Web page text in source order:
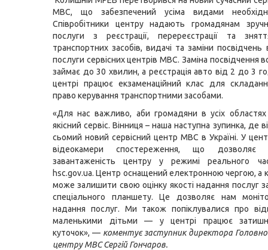
МВС, що забезпечений усіма видами
Співробітники центру надають громадянам
послуги з реєстрації, перереєстрації та
транспортних засобів, видачі та заміни посвідчень
послуги сервісних центрів МВС. Заміна посвідчення
займає до 30 хвилин, а реєстрація авто від 2 до 3
центрі працює екзаменаційний клас для
право керування транспортними засобами.
«Для нас важливо, аби громадяни в усіх
якісний сервіс. Вінниця – наша наступна зупинка, де
сьомий новий сервісний центр МВC в Україні. У
відеокамери спостереження, що дозволяє
завантаженість центру у режимі реального
hsc.gov.ua. Центр оснащений електронною чергою, а
може залишити свою оцінку якості надання послуг
спеціального планшету. Це дозволяє нам
надання послуг. Ми також попіклувалися про
маленькими дітьми — у центрі працює
куточок», — коментує заступник директора
центру МВС Сергій Гончаров.